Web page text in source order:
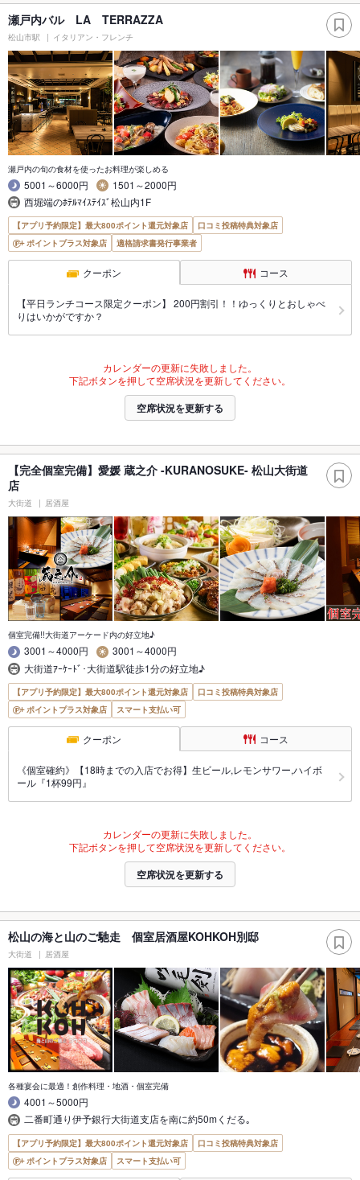
瀬戸内バル LA TERRAZZA
松山市駅 イタリアン・フレンチ
瀬戸内の旬の食材を使ったお料理が楽しめる
5001～6000円
1501～2000円
西堀端のﾎﾃﾙﾏｲｽﾃｲｽﾞ松山内1F
【アプリ予約限定】最大800ポイント還元対象店
口コミ投稿特典対象店
ポイントプラス対象店
適格請求書発行事業者
クーポン コース
【平日ランチコース限定クーポン】 200円割引！！ゆっくりとおしゃべ
りはいかがですか？
カレンダーの更新に失敗しました。
下記ボタンを押して空席状況を更新してください。
空席状況を更新する
【完全個室完備】愛媛 蔵之介 -KURANOSUKE- 松山大街道
店
大街道 居酒屋
個室完備!!大街道アーケード内の好立地♪
3001～4000円
3001～4000円
大街道ｱｰｹｰﾄﾞ･大街道駅徒歩1分の好立地♪
【アプリ予約限定】最大800ポイント還元対象店
口コミ投稿特典対象店
ポイントプラス対象店
スマート支払い可
クーポン コース
《個室確約》【18時までの入店でお得】生ビール,レモンサワー,ハイボ
ール『1杯99円』
カレンダーの更新に失敗しました。
下記ボタンを押して空席状況を更新してください。
空席状況を更新する
松山の海と山のご馳走 個室居酒屋KOHKOH別邸
大街道 居酒屋
各種宴会に最適！創作料理・地酒・個室完備
4001～5000円
二番町通り伊予銀行大街道支店を南に約50mくだる｡
【アプリ予約限定】最大800ポイント還元対象店
口コミ投稿特典対象店
ポイントプラス対象店
スマート支払い可